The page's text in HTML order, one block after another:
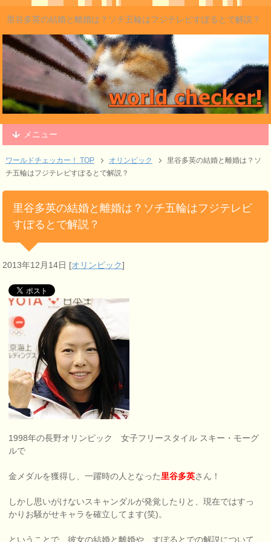
里谷多英の結婚と離婚は？ソチ五輪はフジテレビすぽるとで解説？
メニュー
ワールドチェッカー！ TOP オリンピック
里谷多英の結婚と離婚は？ソ
チ五輪はフジテレビすぽるとで解説？
里谷多英の結婚と離婚は？ソチ五輪はフジテレビ
すぽるとで解説？
2013年12月14日 [オリンピック]
1998年の長野オリンピック 女子フリースタイル スキー・モーグ
ルで
金メダルを獲得し、一躍時の人となった里谷多英さん！
しかし思いがけないスキャンダルが発覚したりと、現在ではすっ
かりお騒がせキャラを確立してます(笑)。
ということで、彼女の結婚と離婚や、すぽるとでの解説について